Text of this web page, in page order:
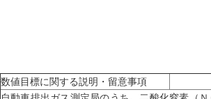
数値目標に関する説明・留意事項